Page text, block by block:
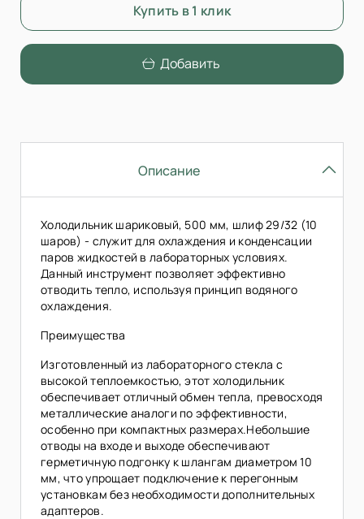
Купить в 1 клик
Добавить
Описание
Холодильник шариковый, 500 мм, шлиф 29/32 (10
шаров) - служит для охлаждения и конденсации
паров жидкостей в лабораторных условиях.
Данный инструмент позволяет эффективно
отводить тепло, используя принцип водяного
охлаждения.
Преимущества
Изготовленный из лабораторного стекла с
высокой теплоемкостью, этот холодильник
обеспечивает отличный обмен тепла, превосходя
металлические аналоги по эффективности,
особенно при компактных размерах.Небольшие
отводы на входе и выходе обеспечивают
герметичную подгонку к шлангам диаметром 10
мм, что упрощает подключение к перегонным
установкам без необходимости дополнительных
адаптеров.